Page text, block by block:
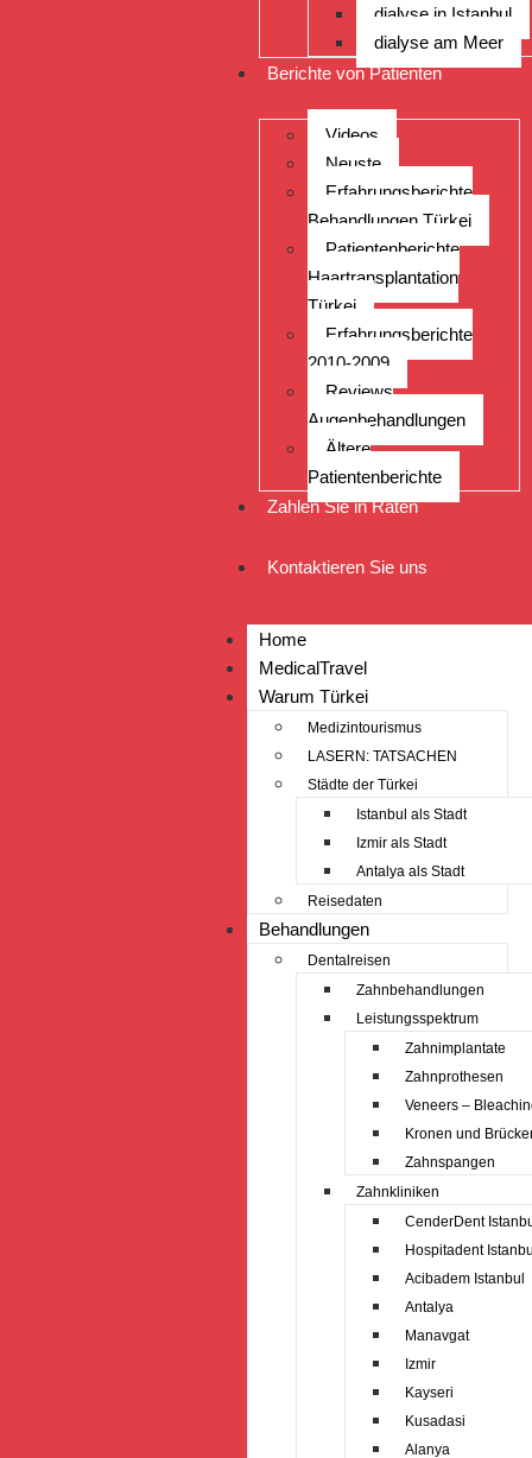
dialyse in Istanbul
dialyse am Meer
Berichte von Patienten
Videos
Neuste
Erfahrungsberichte
Behandlungen Türkei
Patientenberichte
Haartransplantation
Türkei
Erfahrungsberichte
2010-2009
Reviews
Augenbehandlungen
Ältere
Patientenberichte
Zahlen Sie in Raten
Kontaktieren Sie uns
Home
MedicalTravel
Warum Türkei
Medizintourismus
LASERN: TATSACHEN
Städte der Türkei
Istanbul als Stadt
Izmir als Stadt
Antalya als Stadt
Reisedaten
Behandlungen
Dentalreisen
Zahnbehandlungen
Leistungsspektrum
Zahnimplantate
Zahnprothesen
Veneers –
Kronen und
Zahnspangen
Zahnkliniken
CenderDent
Hospitadent
Acibadem Istanbul
Antalya
Manavgat
Izmir
Kayseri
Kusadasi
Alanya